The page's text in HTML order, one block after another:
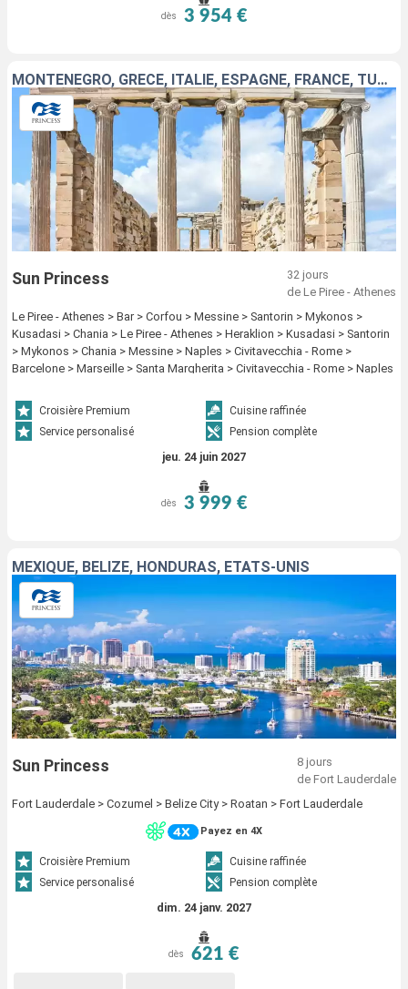
dès 3 954 €
MONTÉNÉGRO, GRÈCE, ITALIE, ESPAGNE, FRANCE, TURQUIE
Sun Princess
32 jours
de Le Piree - Athenes
Le Piree - Athenes > Bar > Corfou > Messine > Santorin > Mykonos >
Kusadasi > Chania > Le Piree - Athenes > Heraklion > Kusadasi > Santorin
> Mykonos > Chania > Messine > Naples > Civitavecchia - Rome >
Barcelone > Marseille > Santa Margherita > Civitavecchia - Rome > Naples
Croisière Premium
Cuisine raffinée
Service personalisé
Pension complète
jeu. 24 juin 2027
dès 3 999 €
MEXIQUE, BELIZE, HONDURAS, ÉTATS-UNIS
Sun Princess
8 jours
de Fort Lauderdale
Fort Lauderdale > Cozumel > Belize City > Roatan > Fort Lauderdale
Payez en 4X
Croisière Premium
Cuisine raffinée
Service personalisé
Pension complète
dim. 24 janv. 2027
dès 621 €